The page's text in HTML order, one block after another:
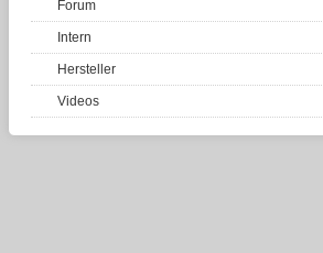
Forum
Intern
Hersteller
Videos